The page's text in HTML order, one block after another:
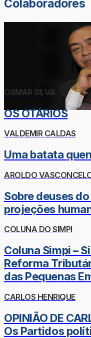
Colaboradores
OSMAR SILVA
OS OTÁRIOS
VALDEMIR CALDAS
Uma batata
AROLDO
Sobre deuses
projeções
COLUNA DO SIMPI
Coluna Simpi –
Reforma
das Pequenas
CARLOS HENRIQUE
OPINIÃO DE
Os Partidos